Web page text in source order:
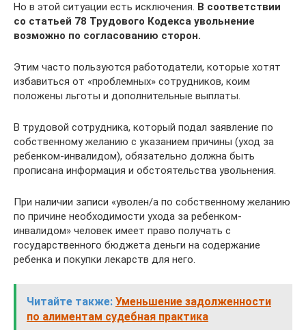
Но в этой ситуации есть исключения. В соответствии
со статьей 78 Трудового Кодекса увольнение
возможно по согласованию сторон.
Этим часто пользуются работодатели, которые хотят
избавиться от «проблемных» сотрудников, коим
положены льготы и дополнительные выплаты.
В трудовой сотрудника, который подал заявление по
собственному желанию с указанием причины (уход за
ребенком-инвалидом), обязательно должна быть
прописана информация и обстоятельства увольнения.
При наличии записи «уволен/а по собственному желанию
по причине необходимости ухода за ребенком-
инвалидом» человек имеет право получать с
государственного бюджета деньги на содержание
ребенка и покупки лекарств для него.
Читайте также: Уменьшение задолженности
по алиментам судебная практика